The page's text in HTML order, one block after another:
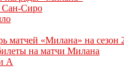
Сан-Сиро
матчей «Милана» на сезон
на матчи Милана
А